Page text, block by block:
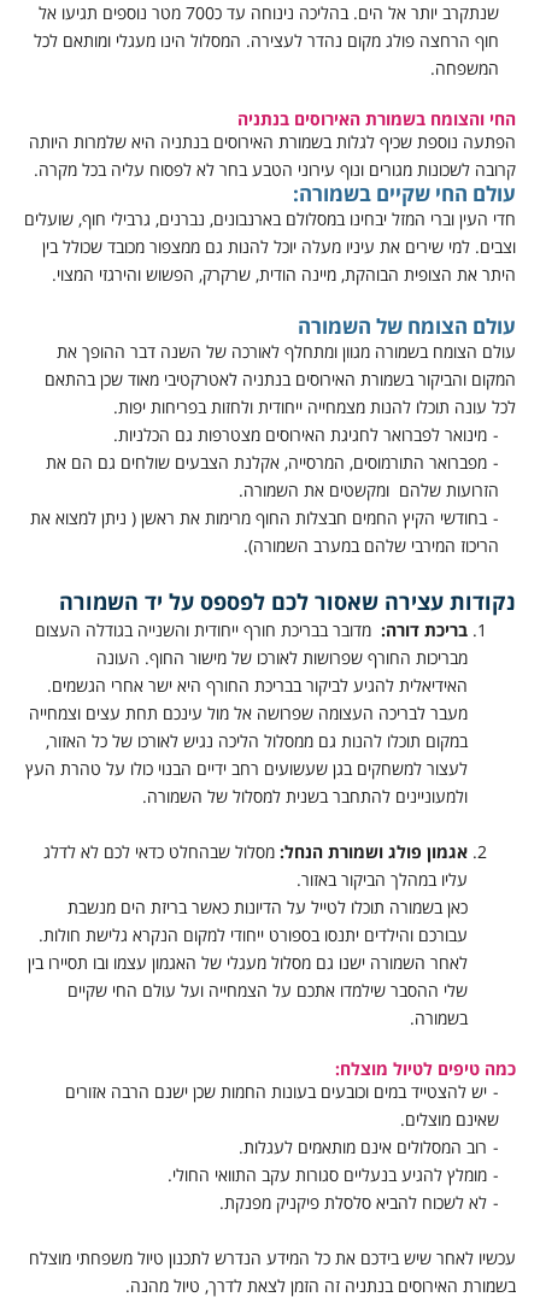
שנתקרב יותר אל הים. בהליכה נינוחה עד כ700 מטר נוספים תגיעו אל
חוף הרחצה פולג מקום נהדר לעצירה. המסלול הינו מעגלי ומותאם לכל
המשפחה.
החי והצומח בשמורת האירוסים בנתניה
הפתעה נוספת שכיף לגלות בשמורת האירוסים בנתניה היא שלמרות היותה
קרובה לשכונות מגורים ונוף עירוני הטבע בחר לא לפסוח עליה בכל מקרה.
עולם החי שקיים בשמורה:
חדי העין וברי המזל יבחינו במסלולם בארנבונים, נברנים, גרבילי חוף, שועלים
וצבים. למי שירים את עיניו מעלה יוכל להנות גם ממצפור מכובד שכולל בין
היתר את הצופית הבוהקת, מיינה הודית, שרקרק, הפשוש והירגזי המצוי.
עולם הצומח של השמורה
עולם הצומח בשמורה מגוון ומתחלף לאורכה של השנה דבר ההופך את
המקום והביקור בשמורת האירוסים בנתניה לאטרקטיבי מאוד שכן בהתאם
לכל עונה תוכלו להנות מצמחייה ייחודית ולחזות בפריחות יפות.
מינואר לפברואר לחגיגת האירוסים מצטרפות גם הכלניות.
מפברואר התורמוסים, המרסייה, אקלנת הצבעים שולחים גם הם את
הזרועות שלהם ומקשטים את השמורה.
בחודשי הקיץ החמים חבצלות החוף מרימות את ראשן ( ניתן למצוא את
הריכוז המירבי שלהם במערב השמורה).
נקודות עצירה שאסור לכם לפספס על יד השמורה
בריכת דורה: מדובר בבריכת חורף ייחודית והשנייה בגודלה העצום
מבריכות החורף שפרושות לאורכו של מישור החוף. העונה
האידיאלית להגיע לביקור בבריכת החורף היא ישר אחרי הגשמים.
מעבר לבריכה העצומה שפרושה אל מול עינכם תחת עצים וצמחייה
במקום תוכלו להנות גם ממסלול הליכה נגיש לאורכו של כל האזור,
לעצור למשחקים בגן שעשועים רחב ידיים הבנוי כולו על טהרת העץ
ולמעוניינים להתחבר בשנית למסלול של השמורה.
אגמון פולג ושמורת הנחל: מסלול שבהחלט כדאי לכם לא לדלג
עליו במהלך הביקור באזור.
כאן בשמורה תוכלו לטייל על הדיונות כאשר בריזת הים מנשבת
עבורכם והילדים יתנסו בספורט ייחודי למקום הנקרא גלישת חולות.
לאחר השמורה ישנו גם מסלול מעגלי של האגמון עצמו ובו תסיירו בין
שלי ההסבר שילמדו אתכם על הצמחייה ועל עולם החי שקיים
בשמורה.
כמה טיפים לטיול מוצלח:
יש להצטייד במים וכובעים בעונות החמות שכן ישנם הרבה אזורים
שאינם מוצלים.
רוב המסלולים אינם מותאמים לעגלות.
מומלץ להגיע בנעליים סגורות עקב התוואי החולי.
לא לשכוח להביא סלסלת פיקניק מפנקת.
עכשיו לאחר שיש בידכם את כל המידע הנדרש לתכנון טיול משפחתי מוצלח
בשמורת האירוסים בנתניה זה הזמן לצאת לדרך, טיול מהנה.